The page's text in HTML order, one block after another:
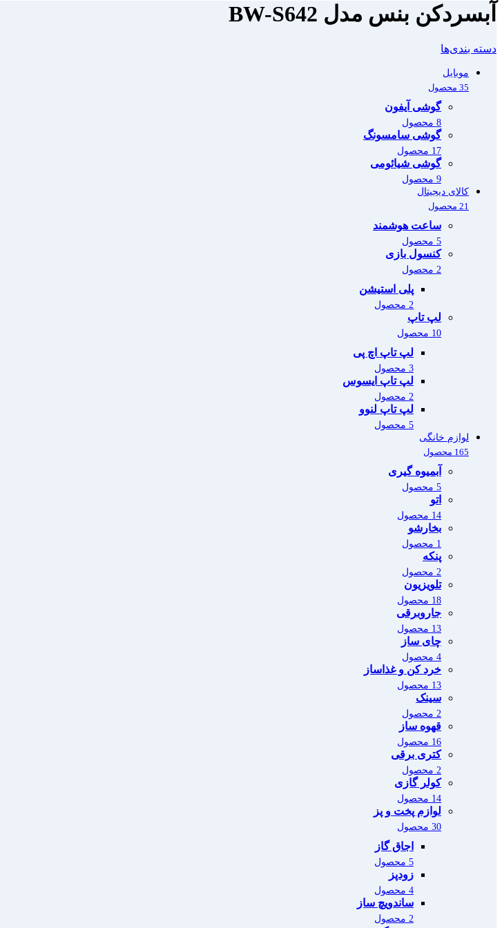
آبسردکن بنس مدل BW-S642
دسته بندی‌ها
موبایل
35 محصول
گوشی آیفون
8 محصول
گوشی سامسونگ
17 محصول
گوشی شیائومی
9 محصول
کالای دیجیتال
21 محصول
ساعت هوشمند
5 محصول
کنسول بازی
2 محصول
پلی استیشن
2 محصول
لپ تاپ
10 محصول
لپ تاپ اچ پی
3 محصول
لپ تاپ ایسوس
2 محصول
لپ تاپ لنوو
5 محصول
لوازم خانگی
165 محصول
آبمیوه گیری
5 محصول
اتو
14 محصول
بخارشو
1 محصول
پنکه
2 محصول
تلویزیون
18 محصول
جاروبرقی
13 محصول
چای ساز
4 محصول
خرد کن و غذاساز
13 محصول
سینک
2 محصول
قهوه ساز
16 محصول
کتری برقی
2 محصول
کولر گازی
14 محصول
لوازم پخت و پز
30 محصول
اجاق گاز
5 محصول
زودپز
4 محصول
ساندویچ ساز
2 محصول